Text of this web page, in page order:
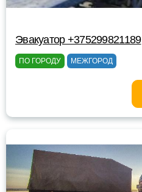
Эвакуатор +375299821189
ПО ГОРОДУ МЕЖГОРОД